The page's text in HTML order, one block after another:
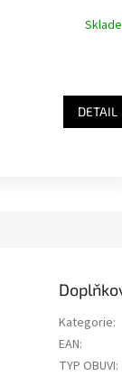
DETAIL
Kategorie:
EAN:
TYP OBUVI: